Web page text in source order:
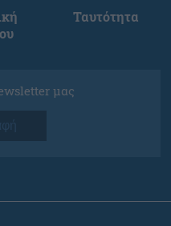
Ταυτότητα
μας